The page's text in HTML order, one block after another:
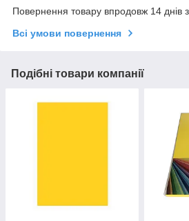
Повернення товару впродовж 14 днів
Всі умови повернення
Подібні товари компанії